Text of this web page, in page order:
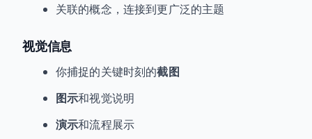
关联的概念，连接到更广泛的主题
视觉信息
你捕捉的关键时刻的截图
图示和视觉说明
演示和流程展示